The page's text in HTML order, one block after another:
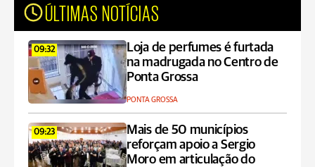
ÚLTIMAS NOTÍCIAS
09:32
Loja de perfumes é furtada
na madrugada no Centro de
Ponta Grossa
PONTA GROSSA
09:23
Mais de 50 municípios
reforçam apoio a Sergio
Moro em articulação do